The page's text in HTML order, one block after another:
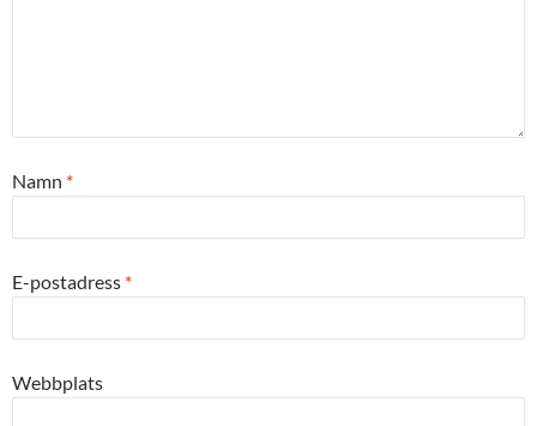
Namn *
E-postadress *
Webbplats